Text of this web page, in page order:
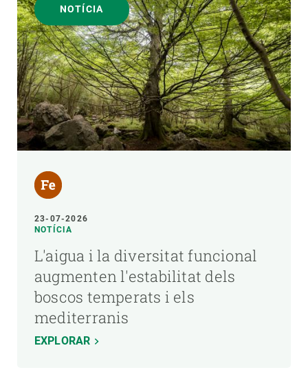
NOTÍCIA
23-07-2026
NOTÍCIA
L'aigua i la diversitat funcional
augmenten l'estabilitat dels
boscos temperats i els
mediterranis
EXPLORAR